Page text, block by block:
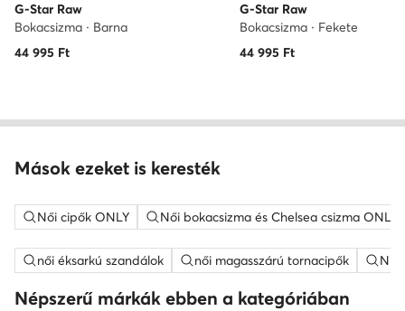
G-Star Raw
Bokacsizma · Barna
44 995 Ft
G-Star Raw
Bokacsizma · Fekete
44 995 Ft
Mások ezeket is keresték
Női cipők ONLY Női bokacsizma és Chelsea csizma ONLY
női éksarkú szandálok női magasszárú tornacipők
Népszerű márkák ebben a kategóriában